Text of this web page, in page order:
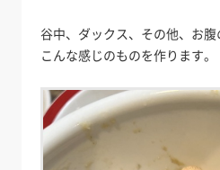
谷中、ダックス、その他、お
こんな感じのものを作ります。